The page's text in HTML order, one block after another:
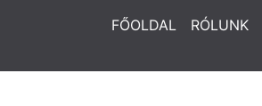
FŐOLDAL RÓLUNK